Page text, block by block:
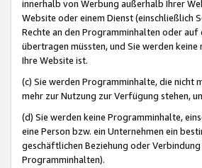
innerhalb von Werbung außerhalb Ihrer
Website oder einem Dienst (einschließlich
Rechte an den Programminhalten oder
übertragen müssten, und Sie werden
Ihre Website ist.
(c) Sie werden Programminhalte, die nicht
mehr zur Nutzung zur Verfügung stehen,
(d) Sie werden keine Programminhalte,
eine Person bzw. ein Unternehmen ein
geschäftlichen Beziehung oder
Programminhalten).